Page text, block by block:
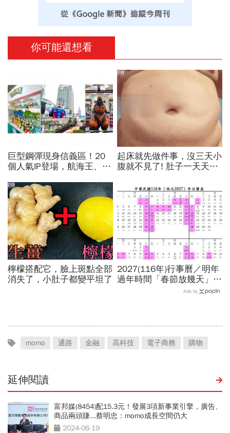
你可能還想看
巨型鋼彈現身信義區！20
個人氣IP登場，航海王、哥
點打卡熱點，活動只到這天
起床就先做件事，沒三天小
腹就不見了! 肚子一天天變
PR
檸檬搭配它，臉上斑點全部
消失了，小肚子都變平坦了
PR
2027(116年)行事曆／明年
過年時間「春節放幾天」、
寒假時間暑假日期？連假3
Ads by
momo 通路 金融 高科技 電子商務 購物
延伸閱讀
富邦媒(8454)配15.3元！發展3項新事業引擎，廣告、
商品兩頭賺...蔡明忠：momo成長空間仍大
2024-06-19